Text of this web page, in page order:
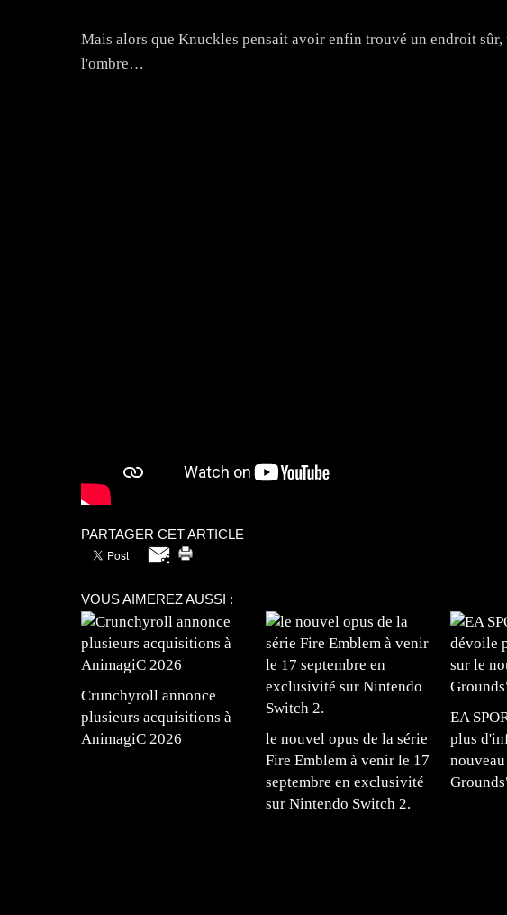
Mais alors que Knuckles pensait avoir enfin trouvé un endroit
l'ombre…
PARTAGER CET ARTICLE
VOUS AIMEREZ AUSSI :
Crunchyroll annonce
plusieurs acquisitions à
AnimagiC 2026
le nouvel opus de la série
Fire Emblem à venir le 17
septembre en exclusivité
sur Nintendo Switch 2.
EA
plus